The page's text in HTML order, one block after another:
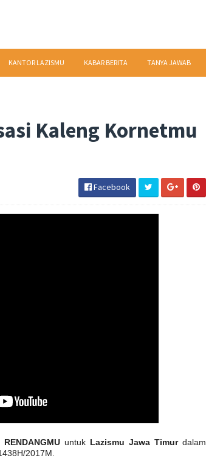
KANTOR LAZISMU KABAR BERITA TANYA JAWAB
Kaleng Kornetmu
Facebook
RENDANGMU untuk Lazismu Jawa Timurdalam
2017M.